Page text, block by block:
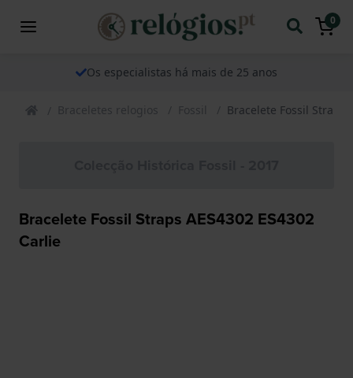
0
Os especialistas há mais de 25 anos
Braceletes relogios Fossil Bracelete Fossil Straps
Bracelete Fossil Straps AES4302 ES4302
Carlie